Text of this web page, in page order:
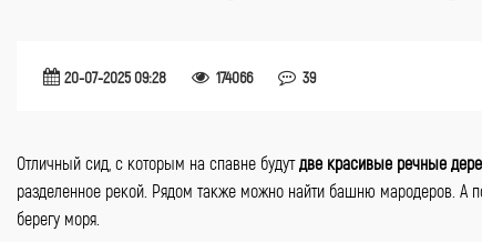
20-07-2025 09:28 174066 39
Отличный сид, с которым на спавне будутдве красивые речные
разделенное рекой. Рядом также можно найти башню мародеров. А
берегу моря.